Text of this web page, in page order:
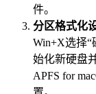
件。
分区格式化
Win+X选择“
始化新硬盘
APFS for